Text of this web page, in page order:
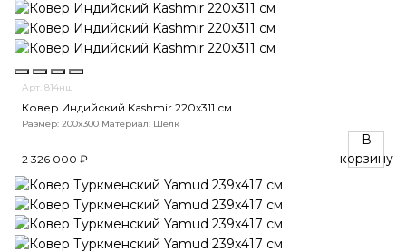
Арт. 814нш
Ковер Индийский Kashmir 220x311 см
Размер: 200x300 Материал: Шёлк
2 326 000 ₽
В
корзину